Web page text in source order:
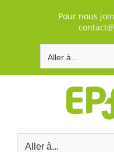
Pour nous
Aller à...
Aller à...